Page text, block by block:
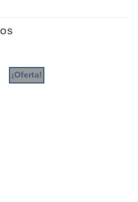
¡Oferta!